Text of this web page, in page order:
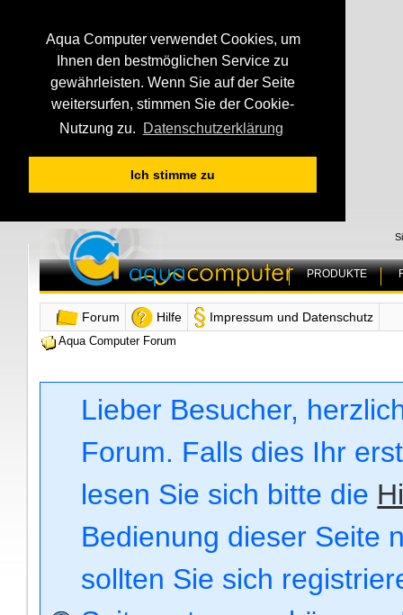
Aqua Computer verwendet Cookies, um
Ihnen den bestmöglichen Service zu
gewährleisten. Wenn Sie auf der Seite
weitersurfen, stimmen Sie der Cookie-
Nutzung zu.
Datenschutzerklärung
Ich stimme zu
PRODUKTE
Forum Hilfe Impressum und Datenschutz
Aqua Computer Forum
Lieber Besucher,
Forum. Falls dies Ihr
lesen Sie sich bitte die
Bedienung dieser Seite
sollten Sie sich